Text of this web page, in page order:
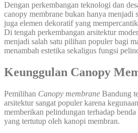
Dengan perkembangan teknologi dan
canopy membrane bukan hanya menjadi
juga elemen dekoratif yang
Di tengah perkembangan arsitektur
menjadi salah satu pilihan populer bagi
menambah estetika sekaligus fungsi
Keunggulan Canopy
Pemilihan Canopy membrane Bandung
arsitektur sangat populer karena
memberikan pelindungan terhadap
yang tertutup oleh kanopi membran.